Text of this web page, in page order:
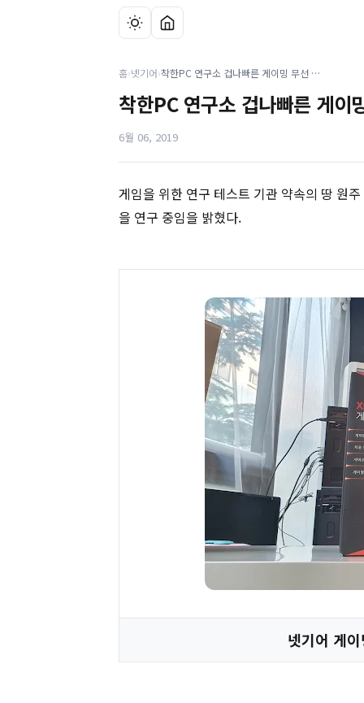
홈›넷기어› 착한PC 연구소 겁나빠른 게이밍 무선 공유기 넷기어 XR500 연구 중 밝혀
착한PC 연구소 겁나빠른 게
6월 06, 2019
게임을 위한 연구 테스트 기관 약속의 땅 원
을 연구 중임을 밝혔다.
넷기어 게